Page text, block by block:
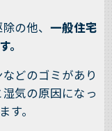
の他、一般住宅
。
どのゴミがあり
気の原因になっ
す。